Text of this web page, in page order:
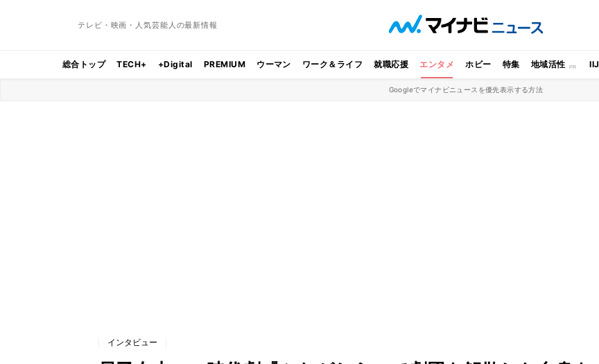
テレビ・映画・人気芸能人の最新情報
総合トップ TECH+ +Digital PREMIUM ウーマン ワーク＆ライフ 就職応援 エンタメ ホビー 特集 地域活性 IIJ
Googleでマイナビニュースを優先表示する方法
インタビュー